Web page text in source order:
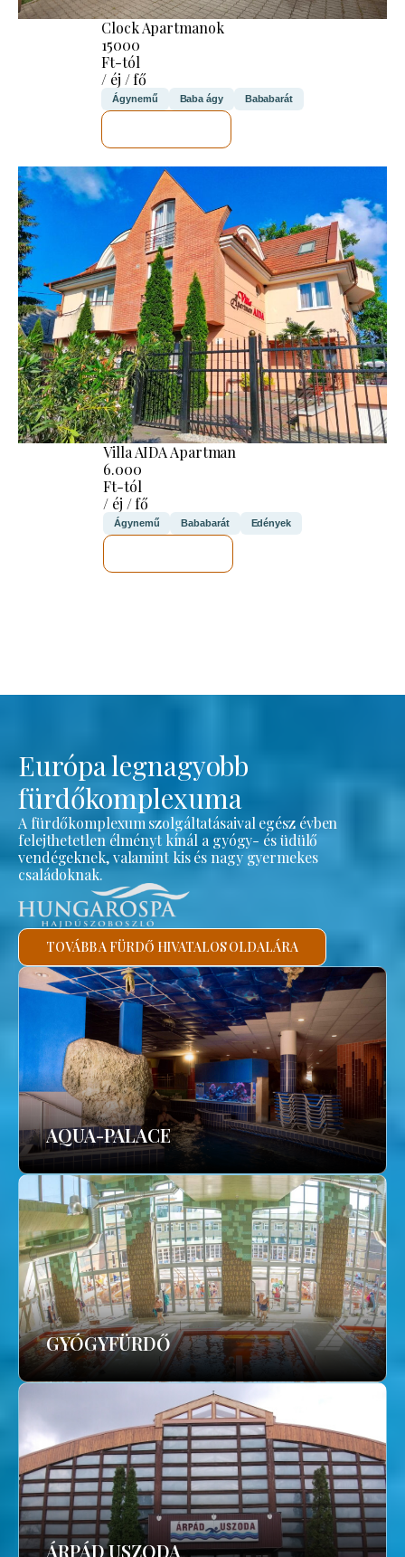
Clock Apartmanok
15000
Ft-tól
/ éj / fő
Ágynemű Baba ágy Bababarát
Villa AIDA Apartman
6.000
Ft-tól
/ éj / fő
Ágynemű Bababarát Edények
Európa legnagyobb
fürdőkomplexuma
A fürdőkomplexum szolgáltatásaival egész évben
felejthetetlen élményt kínál a gyógy- és üdülő
vendégeknek, valamint kis és nagy gyermekes
családoknak.
TOVÁBB A FÜRDŐ HIVATALOS OLDALÁRA
AQUA-PALACE
GYÓGYFÜRDŐ
ÁRPÁD USZODA